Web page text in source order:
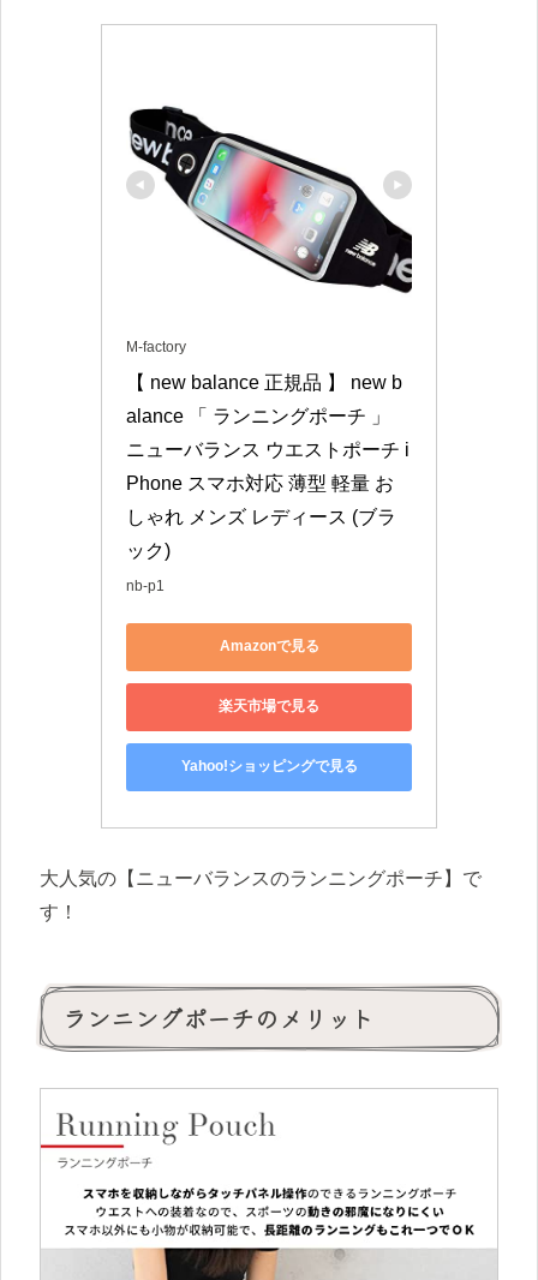
M-factory
【 new balance 正規品 】 new b
alance 「 ランニングポーチ 」
ニューバランス ウエストポーチ i
Phone スマホ対応 薄型 軽量 お
しゃれ メンズ レディース (ブラ
ック)
nb-p1
Amazonで見る
楽天市場で見る
Yahoo!ショッピングで見る
大人気の【ニューバランスのランニングポーチ】で
す！
ランニングポーチのメリット